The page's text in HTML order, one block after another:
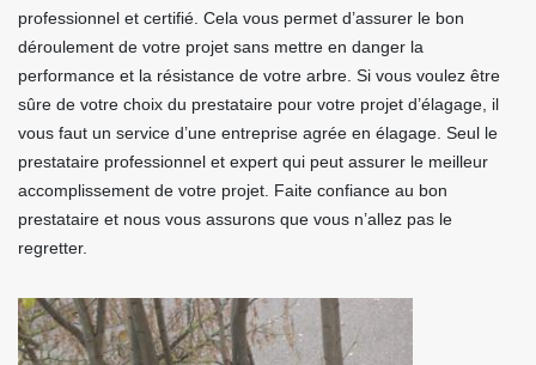
professionnel et certifié. Cela vous permet d’assurer le bon
déroulement de votre projet sans mettre en danger la
performance et la résistance de votre arbre. Si vous voulez être
sûre de votre choix du prestataire pour votre projet d’élagage, il
vous faut un service d’une entreprise agrée en élagage. Seul le
prestataire professionnel et expert qui peut assurer le meilleur
accomplissement de votre projet. Faite confiance au bon
prestataire et nous vous assurons que vous n’allez pas le
regretter.